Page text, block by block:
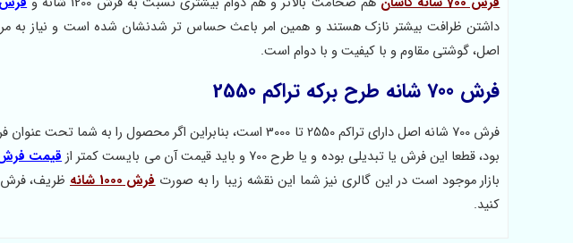
اصل، گوشتی مقاوم و با کیفیت و با دوام است.
فرش 700 شانه طرح برکه تراکم 2550
فرش 700 شانه اصل دارای تراکم 2550 تا 3000 است، بنابراین اگر
بود، قطعا این فرش یا تبدیلی بوده و یا طرح 700 و باید قیمت آن می بایست کمتر از
قیمت فرش 700
بازار موجود است در این گالری نیز شما این نقشه زیبا را به صورتفرش 1000 شانه
کنید.